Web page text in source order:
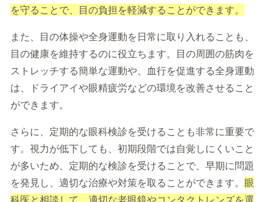
を守ることで、目の負担を軽減することができます。
また、目の体操や全身運動を日常に取り入れることも、
目の健康を維持するのに役立ちます。目の周囲の筋肉を
ストレッチする簡単な運動や、血行を促進する全身運動
は、ドライアイや眼精疲労などの環境を改善させること
ができます。
さらに、定期的な眼科検診を受けることも非常に重要で
す。視力が低下しても、初期段階では自覚しにくいこと
が多いため、定期的な検診を受けることで、早期に問題
を発見し、適切な治療や対策を取ることができます。 眼